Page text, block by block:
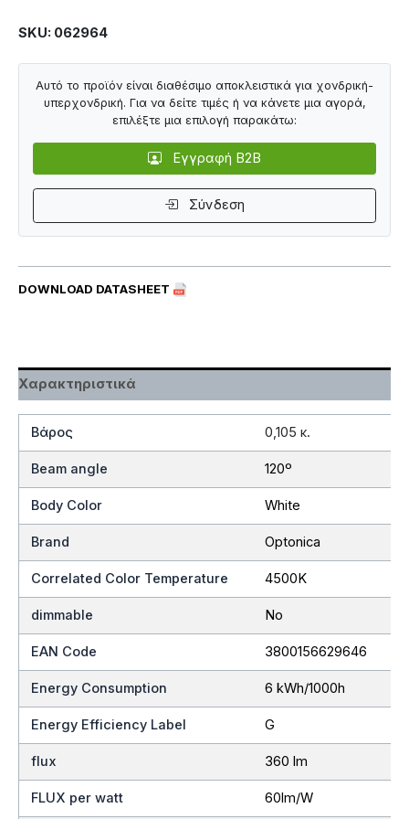
SKU: 062964
DOWNLOAD DATASHEET
Αυτό το προϊόν είναι διαθέσιμο αποκλειστικά για χονδρική-
υπερχονδρική. Για να δείτε τιμές ή να κάνετε μια αγορά,
επιλέξτε μια επιλογή παρακάτω:
Εγγραφή B2B
Σύνδεση
Χαρακτηριστικά
Βάρος 0,105 κ.
Beam angle 120º
Body Color White
Brand Optonica
Correlated Color Temperature 4500K
dimmable No
EAN Code 3800156629646
Energy Consumption 6 kWh/1000h
Energy Efficiency Label G
flux 360 lm
FLUX per watt 60lm/W